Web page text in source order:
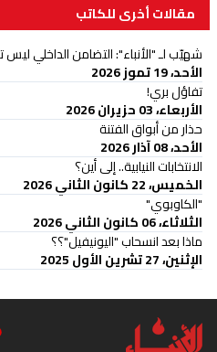
مقالات أخرى للكاتب
شهيّب لـ "الأنباء": التضامن الداخلي ليس
الأحد، 19 تموز 2026
تفاؤل بري!
الأربعاء، 03 حزيران 2026
حذار من أبواق الفتنة
الأحد، 08 آذار 2026
الانتخابات النيابية.. إلى أين؟
الخميس، 22 كانون الثاني 2026
"الكاوبوي"
الثلاثاء، 06 كانون الثاني 2026
ماذا بعد انسحاب "اليونيفيل"؟؟
الإثنين، 27 تشرين الأول 2025